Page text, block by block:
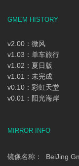
GMEM HISTORY
v2.00：微风
v1.03：单车旅行
v1.02：夏日版
v1.01：未完成
v0.10：彩虹天堂
v0.01：阳光海岸
MIRROR INFO
镜像名称： BeiJing